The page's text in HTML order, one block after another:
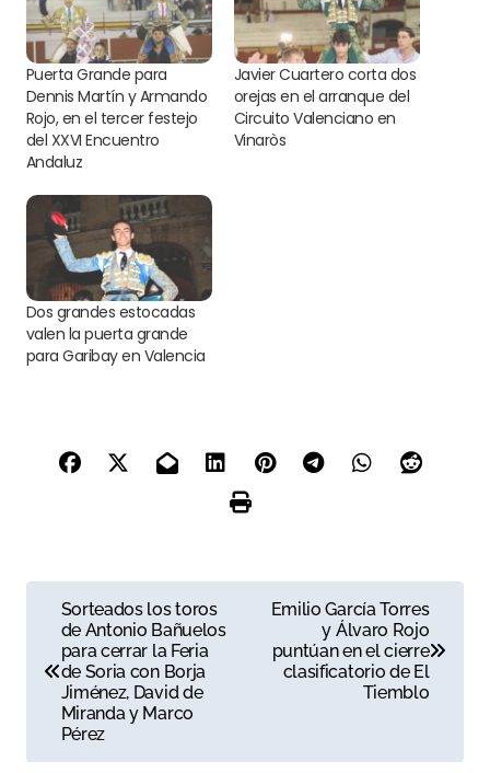
Puerta Grande para
Dennis Martín y Armando
Rojo, en el tercer festejo
del XXVI Encuentro
Andaluz
Javier Cuartero corta dos
orejas en el arranque del
Circuito Valenciano en
Vinaròs
Dos grandes estocadas
valen la puerta grande
para Garibay en Valencia
Sorteados los toros
de Antonio Bañuelos
para cerrar la Feria
de Soria con Borja
Jiménez, David de
Miranda y Marco
Pérez
Emilio García Torres
y Álvaro Rojo
puntúan en el cierre
clasificatorio de El
Tiemblo